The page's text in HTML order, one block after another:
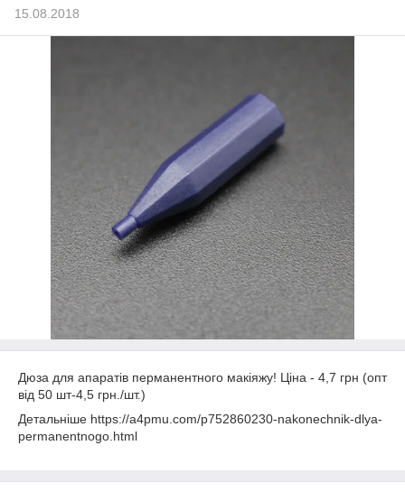
15.08.2018
Дюза для апаратів перманентного макіяжу! Ціна - 4,7 грн (опт
від 50 шт-4,5 грн./шт.)
Детальніше https://a4pmu.com/p752860230-nakonechnik-dlya-
permanentnogo.html